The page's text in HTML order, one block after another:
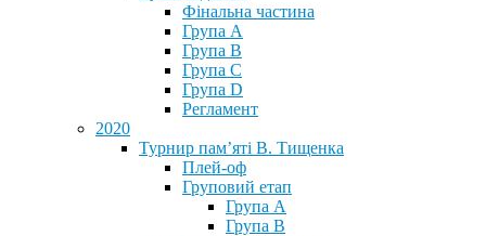
Фінальна частина
Група А
Група В
Група С
Група D
Регламент
2020
Турнир пам’яті В. Тищенка
Плей-оф
Груповий етап
Група А
Група В